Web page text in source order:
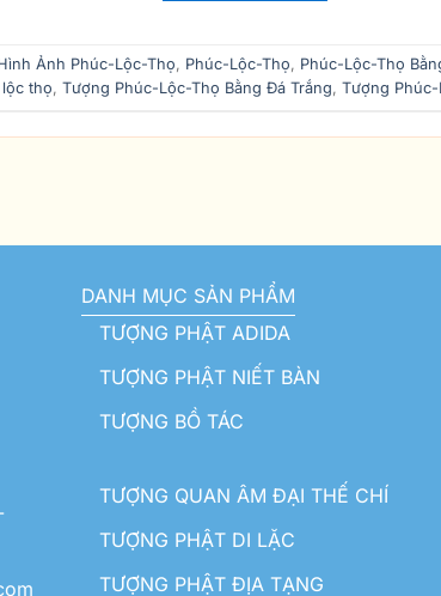
Ảnh Phúc-Lộc-Thọ, Phúc-Lộc-Thọ, Phúc-Lộc-Thọ
thọ, Tượng Phúc-Lộc-Thọ Bằng Đá Trắng, Tượng
DANH MỤC SẢN PHẨM
TƯỢNG PHẬT ADIDA
TƯỢNG PHẬT NIẾT BÀN
TƯỢNG BỒ TÁC
TƯỢNG QUAN ÂM ĐẠI THẾ CHÍ
TƯỢNG PHẬT DI LẶC
TƯỢNG PHẬT ĐỊA TẠNG